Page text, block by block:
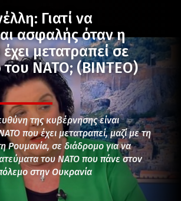
Γιατί να
ασφαλής όταν η
μετατραπεί σε
του ΝΑΤΟ; (ΒΙΝΤΕΟ)
της κυβέρνησης είναι
που έχει μετατραπεί, μαζί με τη
Ρουμανία, σε διάδρομο για να
του ΝΑΤΟ που πάνε στον
στην Ουκρανία